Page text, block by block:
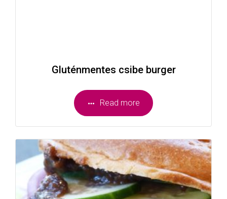
Gluténmentes csibe burger
Read more